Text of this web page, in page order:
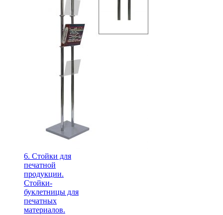
6. Стойки для
печатной
продукции.
Стойки-
буклетницы для
печатных
материалов.